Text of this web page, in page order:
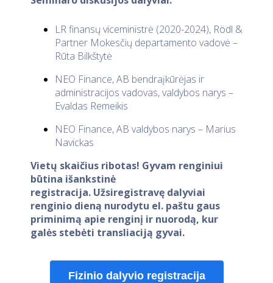
LR finansų viceministrė (2020-2024), Rödl &
Partner Mokesčių departamento vadovė –
Rūta Bilkštytė
NEO Finance, AB bendraįkūrėjas ir
administracijos vadovas, valdybos narys –
Evaldas Remeikis
NEO Finance, AB valdybos narys – Marius
Navickas
Vietų skaičius ribotas! Gyvam renginiui
būtina išankstinė
registracija. Užsiregistravę dalyviai
renginio dieną nurodytu el. paštu gaus
priminimą apie renginį ir nuorodą, kur
galės stebėti transliaciją gyvai.
Fizinio dalyvio registracija